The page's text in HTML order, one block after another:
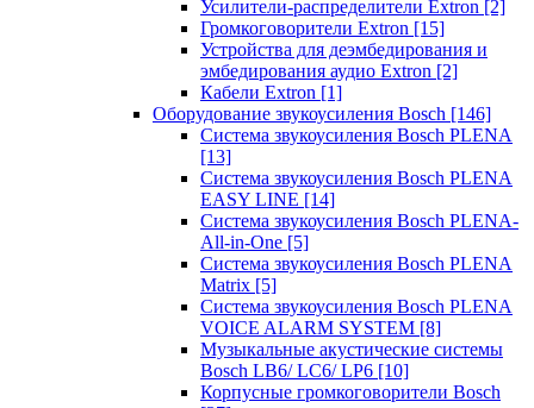
Усилители-распределители Extron [2]
Громкоговорители Extron [15]
Устройства для деэмбедирования и
эмбедирования аудио Extron [2]
Кабели Extron [1]
Оборудование звукоусиления Bosch [146]
Система звукоусиления Bosch PLENA
[13]
Система звукоусиления Bosch PLENA
EASY LINE [14]
Система звукоусиления Bosch PLENA-
All-in-One [5]
Система звукоусиления Bosch PLENA
Matrix [5]
Система звукоусиления Bosch PLENA
VOICE ALARM SYSTEM [8]
Музыкальные акустические системы
Bosch LB6/ LC6/ LP6 [10]
Корпусные громкоговорители Bosch